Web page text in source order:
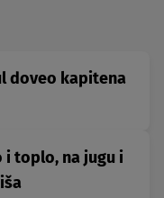
doveo kapitena
i toplo, na jugu i